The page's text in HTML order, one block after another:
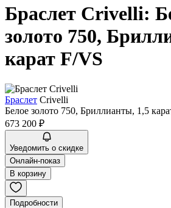
Браслет Crivelli:
золото 750,
карат F/VS
Браслет Crivelli
Белое золото 750, Бриллианты, 1,5
673 200 ₽
Уведомить о скидке
Онлайн-показ
В корзину
Подробности